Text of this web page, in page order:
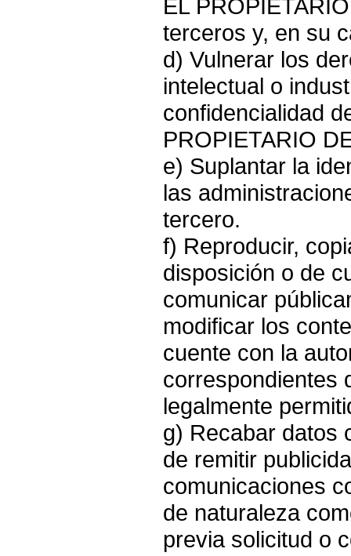
EL
terceros y, en su
d) Vulnerar los
intelectual o
confidencialidad
PROPIETARIO
e) Suplantar la
las
tercero.
f) Reproducir,
disposición o de
comunicar
modificar los
cuente con la
correspondientes
legalmente
g) Recabar datos
de remitir
comunicaciones
de naturaleza
previa solicitud o